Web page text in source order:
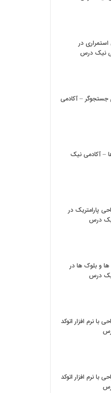
در
نیک درس
– آکادمی
– آکادمی نیک
پارامتریک در
درس
ها و بلوک ها در
درس
نرم افزار اتوکد
نرم افزار اتوکد